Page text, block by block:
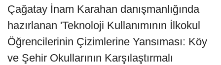
Çağatay İnam Karahan danışmanlığında
hazırlanan 'Teknoloji Kullanımının İlkokul
Öğrencilerinin Çizimlerine Yansıması: Köy
ve Şehir Okullarının Karşılaştırmalı